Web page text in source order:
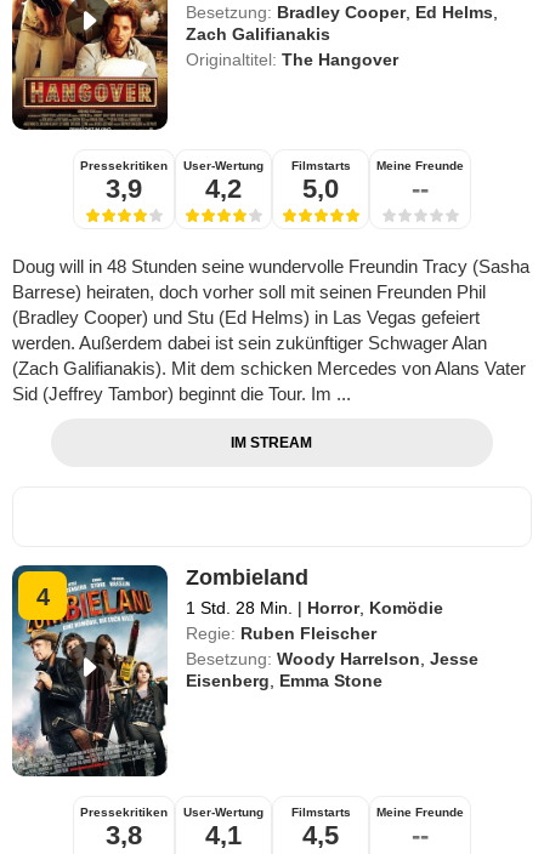
Besetzung: Bradley Cooper, Ed Helms
Zach Galifianakis
Originaltitel:The Hangover
Pressekritiken
3,9
User-Wertung
4,2
Filmstarts
5,0
Meine Freunde
--
Doug will in 48 Stunden seine wundervolle Freundin Tracy (Sasha
Barrese) heiraten, doch vorher soll mit seinen Freunden Phil
(Bradley Cooper) und Stu (Ed Helms) in Las Vegas gefeiert
werden. Außerdem dabei ist sein zukünftiger Schwager Alan
(Zach Galifianakis). Mit dem schicken Mercedes von Alans Vater
Sid (Jeffrey Tambor) beginnt die Tour. Im ...
IM STREAM
4
Zombieland
1 Std. 28 Min. | Horror, Komödie
Regie: Ruben Fleischer
Besetzung: Woody Harrelson ,Jesse
Eisenberg
Emma Stone
Pressekritiken
3,8
User-Wertung
4,1
Filmstarts
4,5
Meine Freunde
--